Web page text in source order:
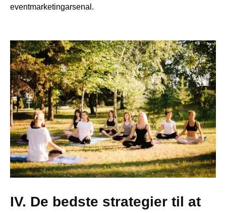
eventmarketingarsenal.
IV. De bedste strategier til at